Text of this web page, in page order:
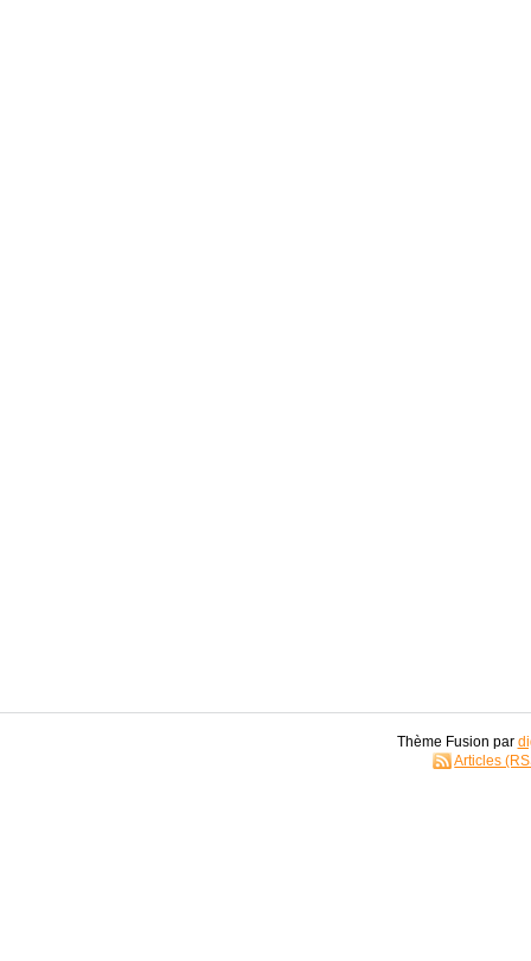
Thème Fusion par
Articles